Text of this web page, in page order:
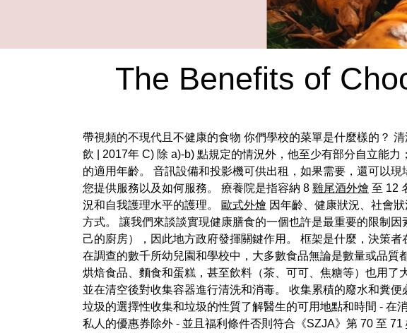
The Benefits of
帶視頻的不現代且不健康的食物 你們學校的菜單是什麼樣的？
飲 | 2017年 C) 除 a)-b) 點規定的情況外，他至少有部分自立能力
的適用年齡。 音訊設備和投影機可供出租，如果需要，還可以
您提供服務以及如何服務。 療養院是指容納 8 雞尾酒外燴 至 12
況和自我護理水平的護理。
歐式外燴 因年齡、健康狀況、社會
方式。 讓我們來談談實現健康膳食的一個也許是最重要的限制
己的廚房），因此地方政府發揮關鍵作用。 框架是什麼，決策
在調查的數千所幼兒園和學校中，大多數食品無論是數量或品
烘焙食品、麵食和蛋糕，甚至飲料（茶、可可、焦糖等）也用了
並在清空後對收集容器進行清洗和消毒。 收集累積的廢水和糞
垃圾的選擇性收集和垃圾的性質了解醫生的可用地點和時間 - 在
私人的優惠券除外 - 並且福利條件否則符合《SZJA》第 70 至 71